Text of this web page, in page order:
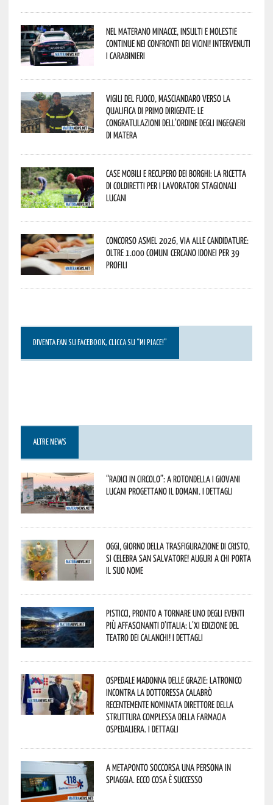
Nel materano minacce, insulti e molestie
continue nei confronti dei vicini! Intervenuti
i Carabinieri
Vigili del Fuoco, Masciandaro verso la
qualifica di Primo Dirigente: le
congratulazioni dell’Ordine degli Ingegneri
di Matera
Case mobili e recupero dei borghi: la ricetta
di Coldiretti per i lavoratori stagionali
lucani
Concorso Asmel 2026, via alle candidature:
oltre 1.000 Comuni cercano idonei per 39
profili
DIVENTA FAN SU FACEBOOK, CLICCA SU “MI PIACE!”
ALTRE NEWS
“Radici in Circolo”: a Rotondella i giovani
lucani progettano il domani. I dettagli
Oggi, giorno della Trasfigurazione di Cristo,
si celebra San Salvatore! Auguri a chi porta
il suo nome
Pisticci, pronto a tornare uno degli eventi
più affascinanti d’Italia: l’XI edizione del
Teatro dei Calanchi! I dettagli
Ospedale Madonna delle Grazie: Latronico
incontra la dottoressa Calabrò
recentemente nominata Direttore della
Struttura Complessa della Farmacia
Ospedaliera. I dettagli
A Metaponto soccorsa una persona in
spiaggia. Ecco cosa è successo